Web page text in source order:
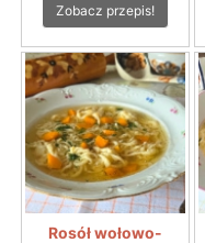
Zobacz przepis!
Rosół wołowo-